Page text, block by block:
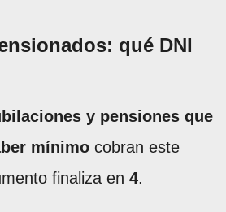
qué DNI
y pensiones que
mínimo cobran este
finaliza en 4.